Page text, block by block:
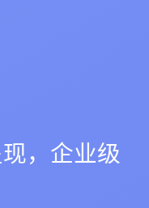
，企业级